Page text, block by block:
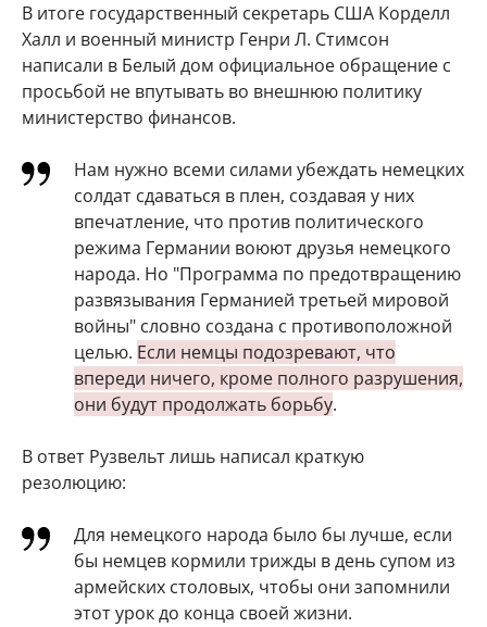
В итоге государственный секретарь США Корделл
Халл и военный министр Генри Л. Стимсон
написали в Белый дом официальное обращение с
просьбой не впутывать во внешнюю политику
министерство финансов.
Нам нужно всеми силами убеждать немецких
солдат сдаваться в плен, создавая у них
впечатление, что против политического
режима Германии воюют друзья немецкого
народа. Но "Программа по предотвращению
развязывания Германией третьей мировой
войны" словно создана с противоположной
целью. Если немцы подозревают, что
впереди ничего, кроме полного разрушения,
они будут продолжать борьбу.
В ответ Рузвельт лишь написал краткую
резолюцию:
Для немецкого народа было бы лучше, если
бы немцев кормили трижды в день супом из
армейских столовых, чтобы они запомнили
этот урок до конца своей жизни.